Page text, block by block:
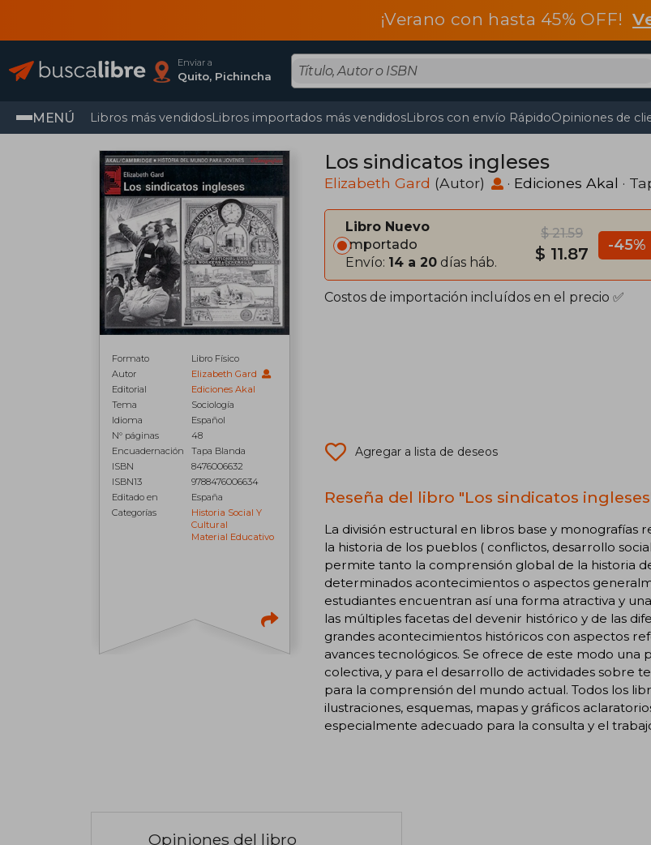
¡Verano con hasta 45% OFF!
Enviar a
Quito, Pichincha
MENÚ Libros más vendidosLibros importados más vendidosLibros con envío RápidoOpiniones de
Formato
Libro Físico
Autor
Elizabeth Gard
Editorial
Ediciones Akal
Tema
Sociología
Idioma
Español
N° páginas
48
Encuadernación
Tapa Blanda
ISBN
8476006632
ISBN13
9788476006634
Editado en
España
Categorías
Historia Social Y
Cultural
Material Educativo
Los sindicatos ingleses
Elizabeth Gard (Autor) · Ediciones Akal ·
Libro Nuevo
Importado
Envío: 14 a 20 días háb.
$ 21.59
$ 11.87 -45%
Costos de importación incluídos en el precio ✅
Agregar a lista de deseos
Reseña del libro "Los sindicatos
La división estructural en libros base y monografías
la historia de los pueblos ( conflictos, desarrollo
permite tanto la comprensión global de la historia
determinados acontecimientos o aspectos
estudiantes encuentran así una forma atractiva y
las múltiples facetas del devenir histórico y de las
grandes acontecimientos históricos con aspectos
avances tecnológicos. Se ofrece de este modo una
colectiva, y para el desarrollo de actividades sobre
para la comprensión del mundo actual. Todos los
ilustraciones, esquemas, mapas y gráficos
especialmente adecuado para la consulta y el
Opiniones del libro